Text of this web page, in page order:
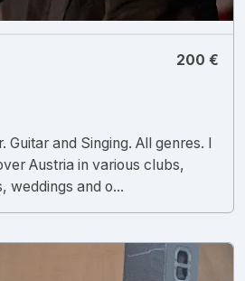
200 €
Guitar and Singing. All genres. I
Austria in various clubs,
weddings and o...